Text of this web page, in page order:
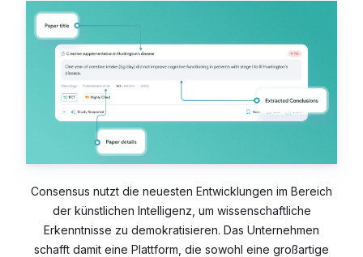
Consensus nutzt die neuesten Entwicklungen im Bereich
der künstlichen Intelligenz, um wissenschaftliche
Erkenntnisse zu demokratisieren. Das Unternehmen
schafft damit eine Plattform, die sowohl eine großartige